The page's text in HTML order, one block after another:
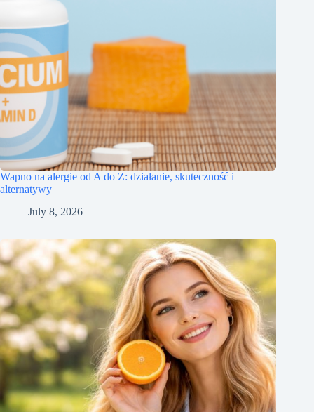
Wapno na alergie od A do Z: działanie, skuteczność i
alternatywy
July 8, 2026